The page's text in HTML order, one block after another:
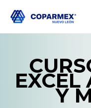
Y